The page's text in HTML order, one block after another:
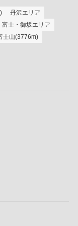
丹沢エリア
富士・御坂エリア
士山(3776m)